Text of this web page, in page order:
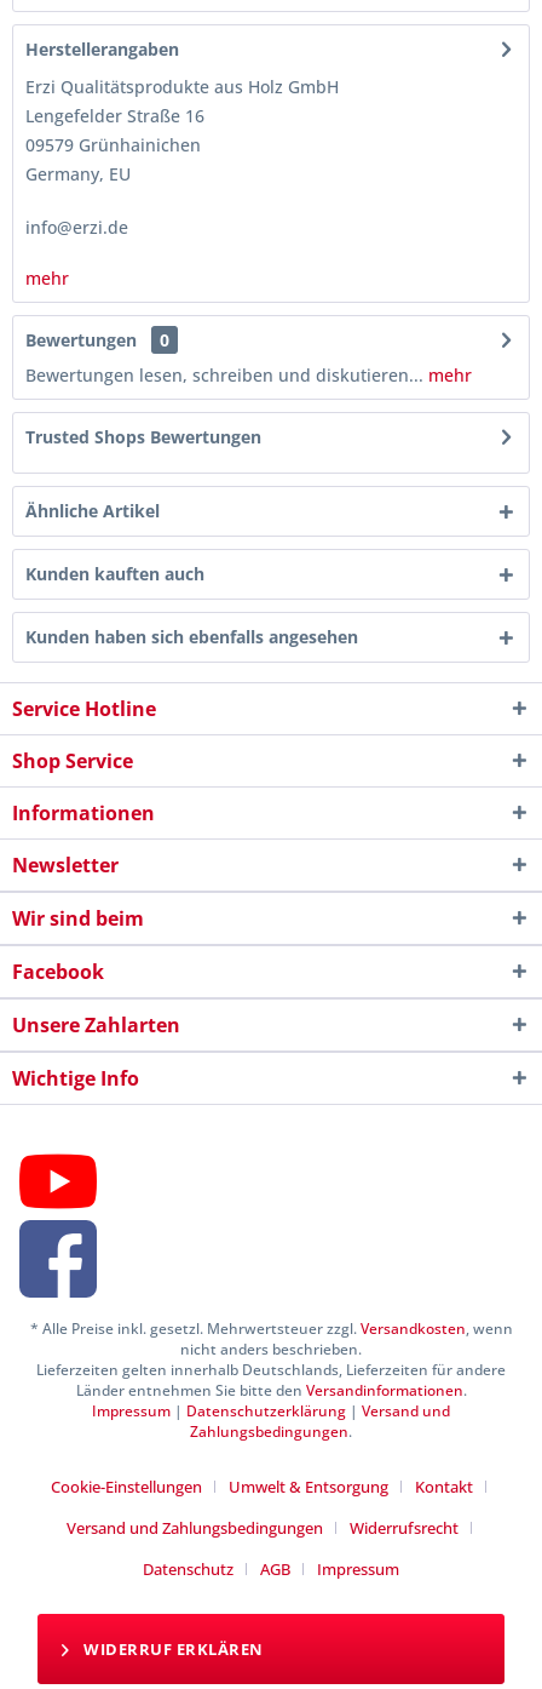
Herstellerangaben
Erzi Qualitätsprodukte aus Holz GmbH
Lengefelder Straße 16
09579 Grünhainichen
Germany, EU
info@erzi.de
mehr
Bewertungen
0
Bewertungen lesen, schreiben und diskutieren... mehr
Trusted Shops Bewertungen
Ähnliche Artikel
Kunden kauften auch
Kunden haben sich ebenfalls angesehen
Service Hotline
Shop Service
Informationen
Newsletter
Wir sind beim
Facebook
Unsere Zahlarten
Wichtige Info
* Alle Preise inkl. gesetzl. Mehrwertsteuer zzgl.Versandkosten, wenn
nicht anders beschrieben.
Lieferzeiten gelten innerhalb Deutschlands, Lieferzeiten für andere
Länder entnehmen Sie bitte den Versandinformationen.
Impressum | Datenschutzerklärung | Versand und
Zahlungsbedingungen.
Cookie-Einstellungen Umwelt & Entsorgung
Kontakt
Versand und Zahlungsbedingungen
Widerrufsrecht
Datenschutz
AGB Impressum
WIDERRUF ERKLÄREN